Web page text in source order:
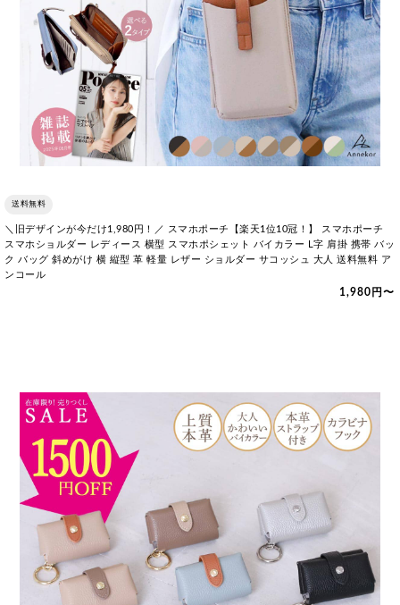
送料無料
＼旧デザインが今だけ1,980円！／ スマホポーチ【楽天1位10冠！】 スマホポーチ
スマホショルダー レディース 横型 スマホポシェット バイカラー L字 肩掛 携帯 バッ
ク バッグ 斜めがけ 横 縦型 革 軽量 レザー ショルダー サコッシュ 大人 送料無料 ア
ンコール
1,980円〜